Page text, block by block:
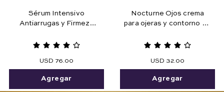
Sérum Intensivo
Antiarrugas y Firmeza
USD 76.00
Agregar
Nocturne Ojos crema
para ojeras y contorno de
hialurónico 15 gr.
USD 32.00
Agregar